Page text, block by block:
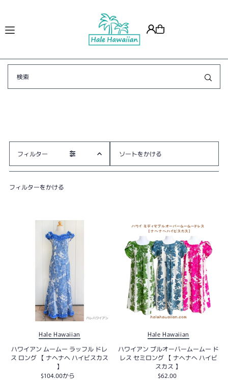
Translation missing: ja.accessibility.skip_to_text
フィルター
オススメ
アルファベット順, Z-A
価格の安い順
価格の高い順
古い商品順
新着順
フィルターをかける
Hale Hawaiian
ハワイアン ムームー ラッフル ドレ
ス ロング 【 ナヘナヘ ハイビスカス
】
$104.00から
Hale Hawaiian
ハワイアン プルオーバームームー ド
レス セミロング 【 ナヘナへ ハイビ
スカス 】
$62.00